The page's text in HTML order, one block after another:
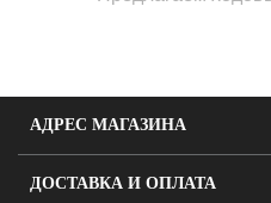
АДРЕС МАГАЗИНА
ДОСТАВКА И ОПЛАТА